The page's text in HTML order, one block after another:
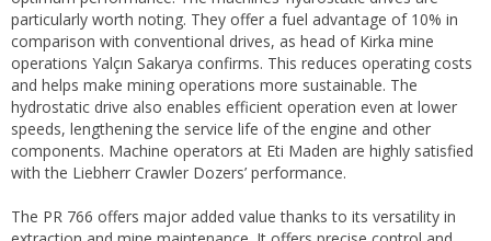
particularly worth noting. They offer a fuel advantage of 10% in
comparison with conventional drives, as head of Kirka mine
operations Yalçın Sakarya confirms. This reduces operating costs
and helps make mining operations more sustainable. The
hydrostatic drive also enables efficient operation even at lower
speeds, lengthening the service life of the engine and other
components. Machine operators at Eti Maden are highly satisfied
with the Liebherr Crawler Dozers’ performance.
The PR 766 offers major added value thanks to its versatility in